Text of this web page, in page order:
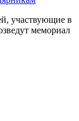
участвующие в
мемориал